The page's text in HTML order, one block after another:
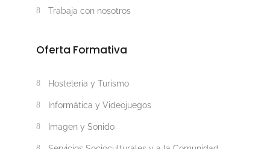
Trabaja con nosotros
Oferta Formativa
Hostelería y Turismo
Informática y Videojuegos
Imagen y Sonido